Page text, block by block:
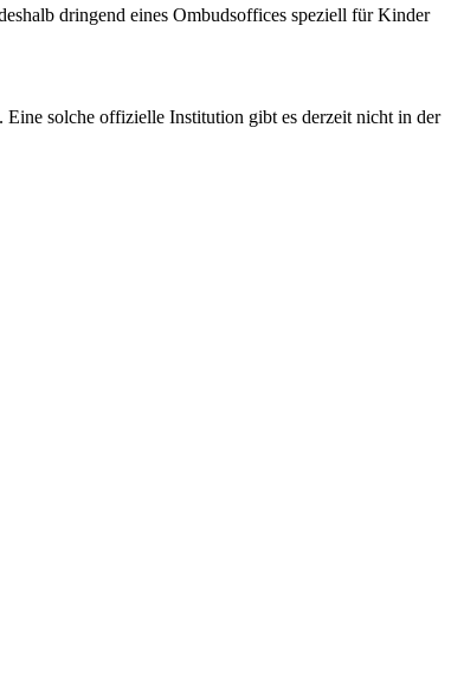
dringend eines Ombudsoffices speziell für Kinder
solche offizielle Institution gibt es derzeit nicht in der